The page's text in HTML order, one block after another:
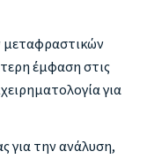
μεταφραστικών
έμφαση στις
για
για την ανάλυση,